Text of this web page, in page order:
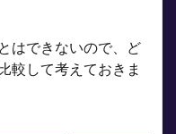
はできないので、ど
較して考えておきま